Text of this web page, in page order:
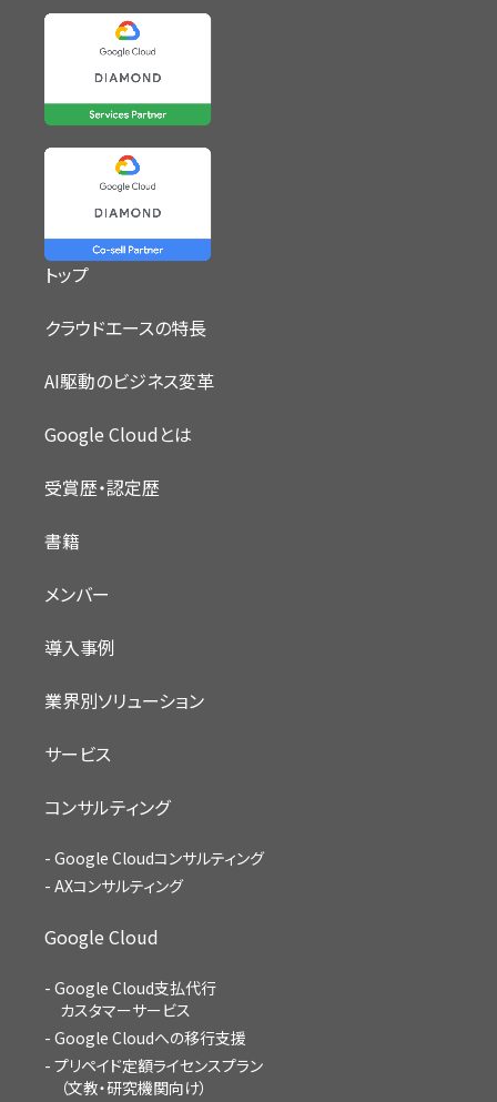
トップ
クラウドエースの特長
AI駆動のビジネス変革
Google Cloudとは
受賞歴・認定歴
書籍
メンバー
導入事例
業界別ソリューション
サービス
コンサルティング
Google Cloudコンサルティング
AXコンサルティング
Google Cloud
Google Cloud支払代行
カスタマーサービス
Google Cloudへの移行支援
プリペイド定額ライセンスプラン
（文教・研究機関向け）